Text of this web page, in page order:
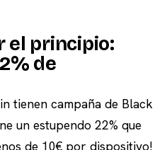
el principio:
de
tienen campaña de Black
un estupendo 22% que
de 10€ por dispositivo!